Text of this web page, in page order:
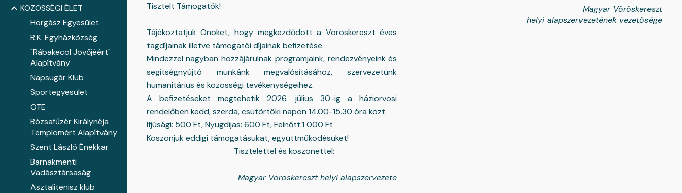
KÖZÖSSÉGI ÉLET
Horgász Egyesület
R.K. Egyházközség
"Rábakecöl Jövőjéért"
Alapítvány
Napsugár Klub
Sportegyesület
ÖTE
Rózsafűzér Királynéja
Templomért Alapítvány
Szent László Énekkar
Barnakmenti
Vadásztársaság
Asztalitenisz klub
Tisztelt Támogatók!
Tájékoztatjuk Önöket, hogy megkezdődött a Vöröskereszt éves
tagdíjainak illetve támogatói díjainak befizetése.
Mindezzel nagyban hozzájárulnak programjaink, rendezvényeink és
segítségnyújtó munkánk megvalósításához, szervezetünk
humanitárius és közösségi tevékenységeihez.
A befizetéseket megtehetik 2026. július 30-ig a háziorvosi
rendelőben kedd, szerda, csütörtöki napon 14.00-15.30 óra közt.
Ifjúsági: 500 Ft, Nyugdíjas: 600 Ft, Felnőtt:1 000 Ft
Köszönjük eddigi támogatásukat, együttműködésüket!
Tisztelettel és köszönettel:
Magyar Vöröskereszt helyi alapszervezete
Magyar Vöröskereszt
helyi alapszervezetének vezetősége